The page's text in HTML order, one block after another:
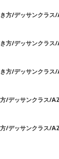
方/デッサンクラ
方/デッサンクラ
方/デッサンクラ
/デッサンクラス/
/デッサンクラス/